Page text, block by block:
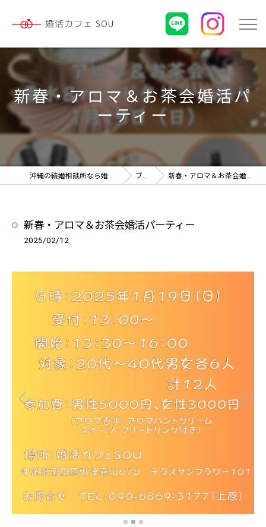
新春・アロマ＆お茶会婚活パ
ーティー
沖縄の結婚相談所なら婚活カフェ SOU ブログ 新春・アロマ＆お茶会婚活パーティー
新春・アロマ＆お茶会婚活パーティー
2025/02/12